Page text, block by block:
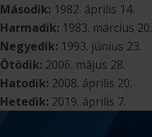
Második: 1982. április 14.
Harmadik: 1983. március 20.
Negyedik: 1993. június 23.
Ötödik: 2006. május 28.
Hatodik: 2008. április 20.
Hetedik: 2019. április 7.